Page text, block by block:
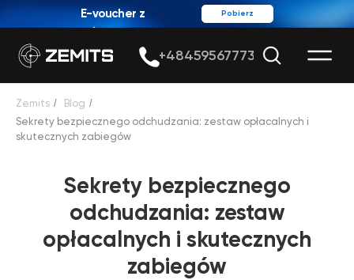
Pobierz
E-voucher z
rabatem
Zemits / Blog /
Sekrety bezpiecznego odchudzania: zestaw opłacalnych i
skutecznych zabiegów
Sekrety bezpiecznego
odchudzania: zestaw
opłacalnych i skutecznych
zabiegów